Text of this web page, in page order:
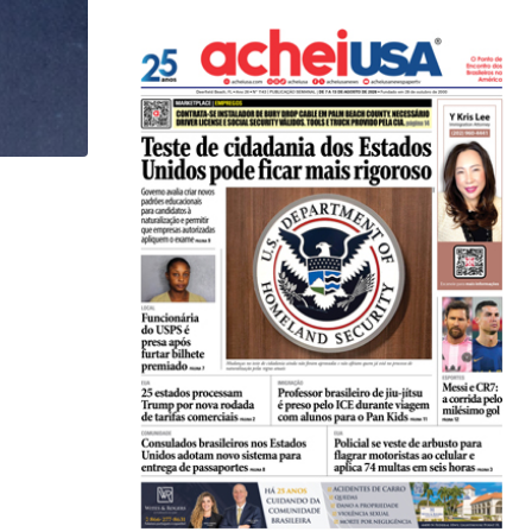
BRASIL,ESTADOS UNIDOS,MUNDO
Brasil e EUA alertam cidadãos sobre viagens
23/07/2026